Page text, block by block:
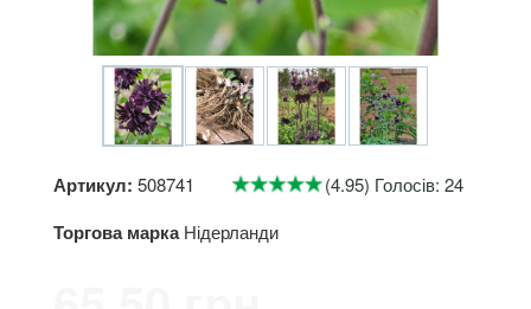
Артикул: 508741 (4.95) Голосів: 24
Торгова марка Нідерланди